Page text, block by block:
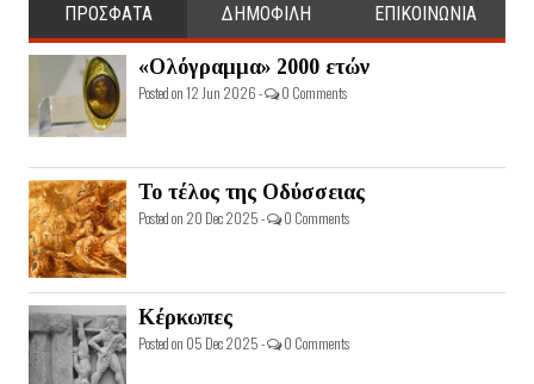
ΠΡΟΣΦΑΤΑ ΔΗΜΟΦΙΛΗ ΕΠΙΚΟΙΝΩΝΙΑ
«Ολόγραμμα» 2000 ετών
Posted on 12 Jun 2026 - 0 Comments
Το τέλος της Οδύσσειας
Posted on 20 Dec 2025 - 0 Comments
Κέρκωπες
Posted on 05 Dec 2025 - 0 Comments